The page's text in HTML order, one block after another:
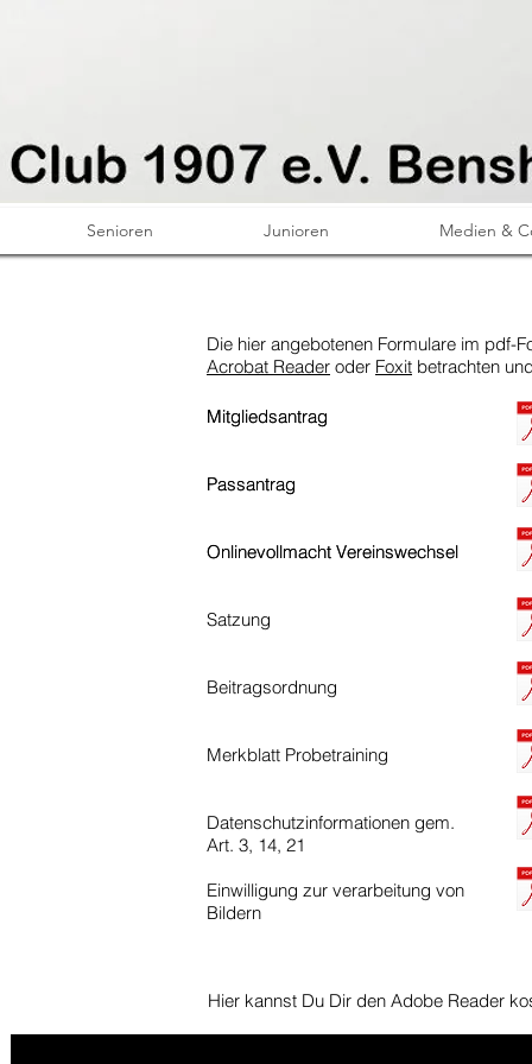
Senioren Junioren Medien &
Die hier angebotenen Formulare im pdf-
Acrobat Reader oder Foxit betrachten
Mitgliedsantrag
Passantrag
Onlinevollmacht Vereinswechsel
Mitgliedsantrag
Passantrag
Onlinevollmacht Vereinswechsel
Satzung
Beitragsordnung
Merkblatt Probetraining
Datenschutzinformationen gem.
Art. 3, 14, 21
Einwilligung zur verarbeitung von
Bildern
Hier kannst Du Dir den Adobe Reader